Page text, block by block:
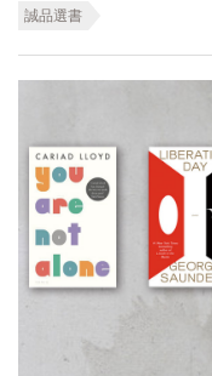
誠品選書